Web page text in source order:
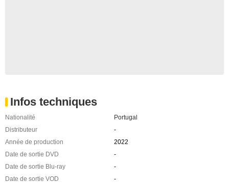
Infos techniques
Nationalité
Portugal
Distributeur
-
Année de production
2022
Date de sortie DVD
-
Date de sortie Blu-ray
-
Date de sortie VOD
-